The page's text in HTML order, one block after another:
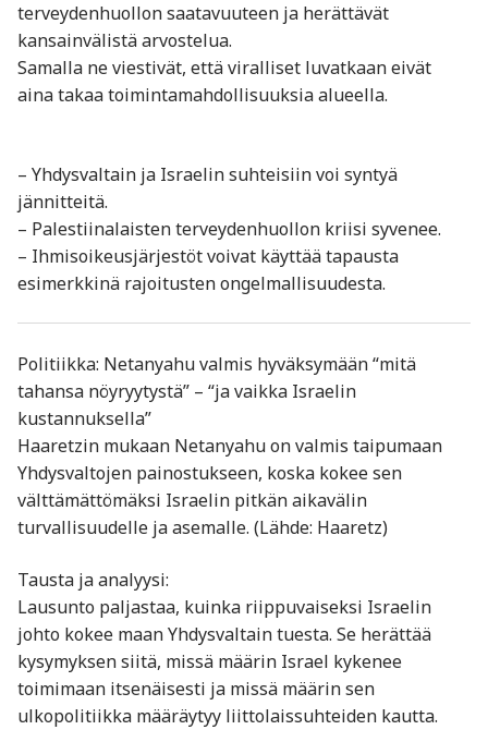
terveydenhuollon saatavuuteen ja herättävät
kansainvälistä arvostelua.
Samalla ne viestivät, että viralliset luvatkaan eivät
aina takaa toimintamahdollisuuksia alueella.
– Yhdysvaltain ja Israelin suhteisiin voi syntyä
jännitteitä.
– Palestiinalaisten terveydenhuollon kriisi syvenee.
– Ihmisoikeusjärjestöt voivat käyttää tapausta
esimerkkinä rajoitusten ongelmallisuudesta.
Politiikka: Netanyahu valmis hyväksymään “mitä
tahansa nöyryytystä” – “ja vaikka Israelin
kustannuksella”
Haaretzin mukaan Netanyahu on valmis taipumaan
Yhdysvaltojen painostukseen, koska kokee sen
välttämättömäksi Israelin pitkän aikavälin
turvallisuudelle ja asemalle. (Lähde: Haaretz)
Tausta ja analyysi:
Lausunto paljastaa, kuinka riippuvaiseksi Israelin
johto kokee maan Yhdysvaltain tuesta. Se herättää
kysymyksen siitä, missä määrin Israel kykenee
toimimaan itsenäisesti ja missä määrin sen
ulkopolitiikka määräytyy liittolaissuhteiden kautta.